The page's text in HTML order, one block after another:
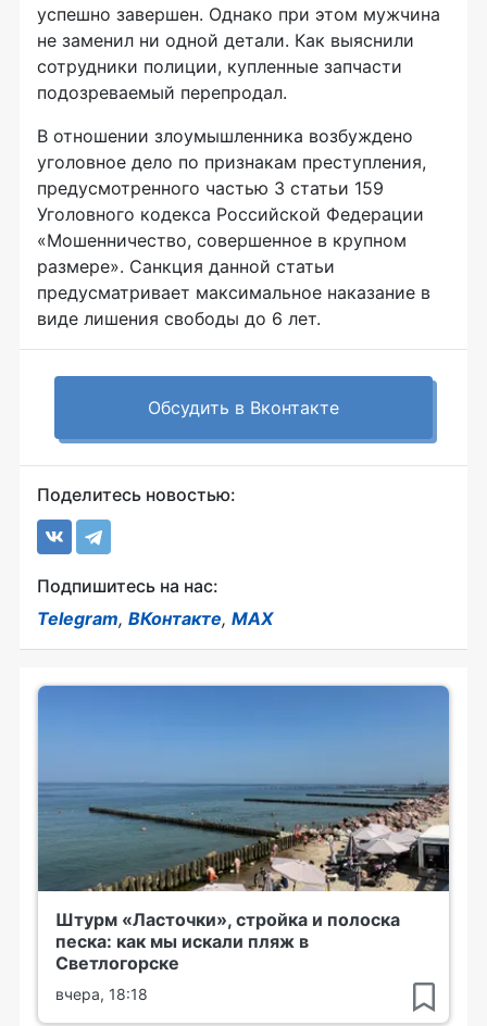
успешно завершен. Однако при этом мужчина
не заменил ни одной детали. Как выяснили
сотрудники полиции, купленные запчасти
подозреваемый перепродал.
В отношении злоумышленника возбуждено
уголовное дело по признакам преступления,
предусмотренного частью 3 статьи 159
Уголовного кодекса Российской Федерации
«Мошенничество, совершенное в крупном
размере». Санкция данной статьи
предусматривает максимальное наказание в
виде лишения свободы до 6 лет.
Обсудить в Вконтакте
Поделитесь новостью:
Подпишитесь на нас:
Telegram, ВКонтакте, MAX
Штурм «Ласточки», стройка и полоска
песка: как мы искали пляж в
Светлогорске
вчера, 18:18